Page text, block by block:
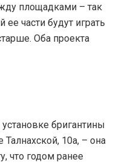
площадками – так
ее части будут играть
Оба проекта
бригантины
10а, – она
что годом ранее